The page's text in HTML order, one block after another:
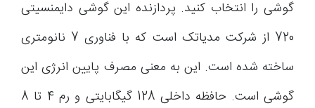
گوشی را انتخاب کنید. پردازنده این گوشی دایمنسیتی
720 از شرکت مدیاتک است که با فناوری 7 نانومتری
ساخته شده است. این به معنی مصرف پایین انرژی این
گوشی است. حافظه داخلی 128 گیگابایتی و رم 4 تا 8